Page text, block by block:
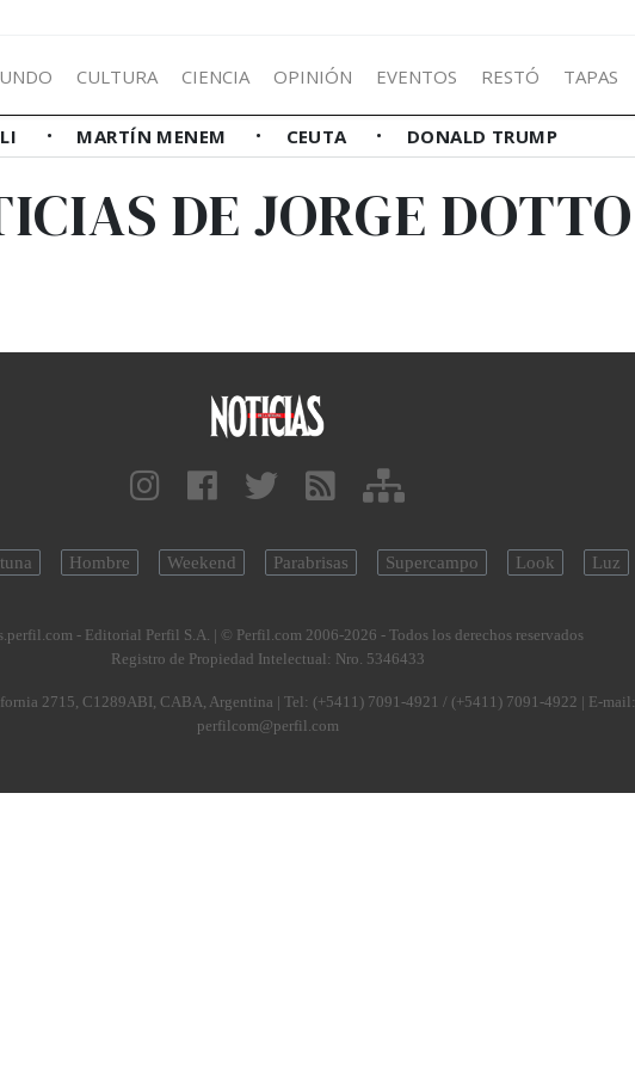
CULTURA CIENCIA OPINIÓN EVENTOS RESTÓ TAPAS
MARTÍN MENEM CEUTA DONALD TRUMP
DE JORGE DOTTO
Hombre Weekend Parabrisas Supercampo Look Luz
- Editorial Perfil S.A. | © Perfil.com 2006-2026 - Todos los derechos reservados
Registro de Propiedad Intelectual: Nro. 5346433
2715, C1289ABI, CABA, Argentina | Tel: (+5411) 7091-4921 / (+5411) 7091-4922 | E-mail:
perfilcom@perfil.com